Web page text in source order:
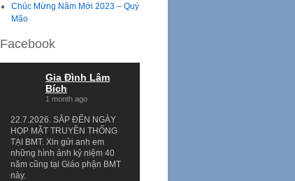
Chúc Mừng Năm Mới 2023 – Quý
Mão
Facebook
Gia Đình Lâm
Bích
1 month ago
22.7.2026. SẮP ĐẾN NGÀY
HỌP MẶT TRUYỀN THỐNG
TẠI BMT. Xin gửi anh em
những hình ảnh kỷ niệm 40
năm cũng tại Giáo phận BMT
này.